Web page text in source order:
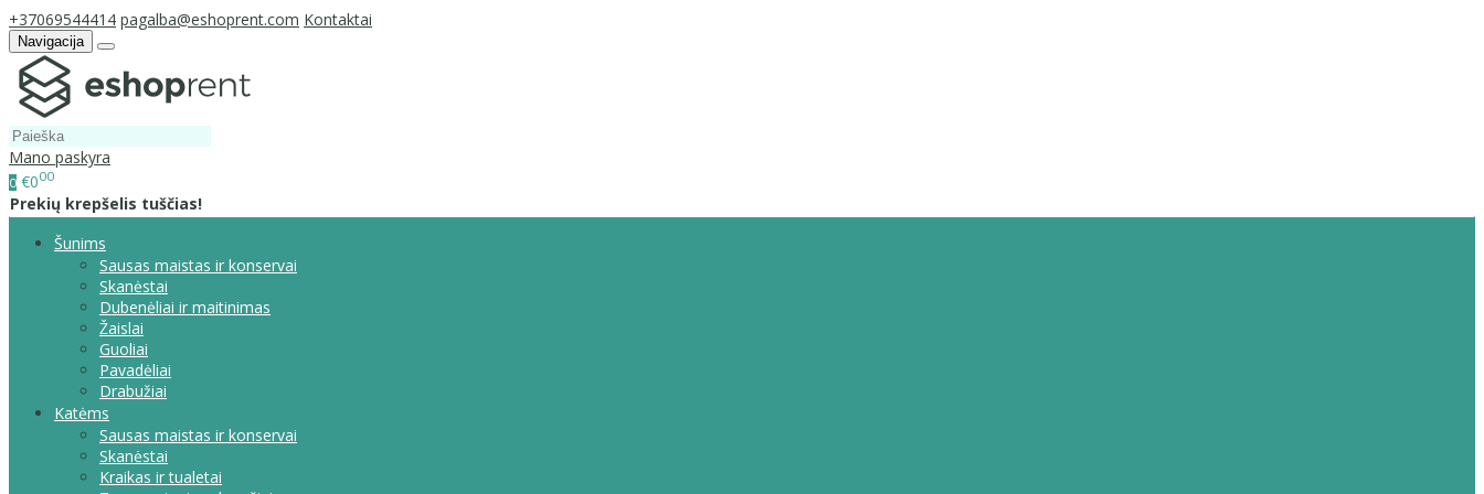
+37069544414 pagalba@eshoprent.com Kontaktai
Navigacija
Mano paskyra
0 €000
Prekių krepšelis tuščias!
Šunims
Sausas maistas ir konservai
Skanėstai
Dubenėliai ir maitinimas
Žaislai
Guoliai
Pavadėliai
Drabužiai
Katėms
Sausas maistas ir konservai
Skanėstai
Kraikas ir tualetai